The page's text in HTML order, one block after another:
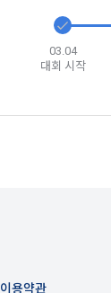
03.04
대회 시작
이용약관